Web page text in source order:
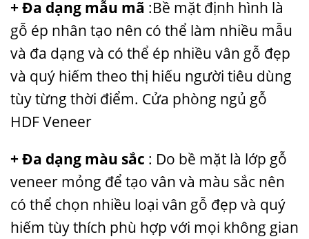
+ Đa dạng mẫu mã :Bề mặt định hình là
gỗ ép nhân tạo nên có thể làm nhiều mẫu
và đa dạng và có thể ép nhiều vân gỗ đẹp
và quý hiếm theo thị hiếu người tiêu dùng
tùy từng thời điểm. Cửa phòng ngủ gỗ
HDF Veneer
+ Đa dạng màu sắc : Do bề mặt là lớp gỗ
veneer mỏng để tạo vân và màu sắc nên
có thể chọn nhiều loại vân gỗ đẹp và quý
hiếm tùy thích phù hợp với mọi không gian